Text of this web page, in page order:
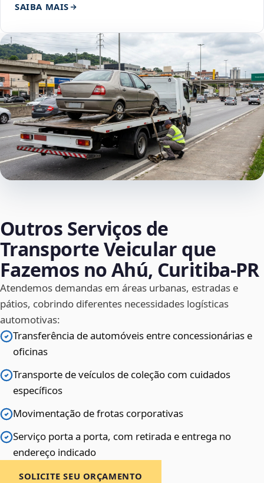
SAIBA MAIS
Outros Serviços de
Transporte Veicular que
Fazemos no Ahú, Curitiba‑PR
Atendemos demandas em áreas urbanas, estradas e
pátios, cobrindo diferentes necessidades logísticas
automotivas:
Transferência de automóveis entre concessionárias e
oficinas
Transporte de veículos de coleção com cuidados
específicos
Movimentação de frotas corporativas
Serviço porta a porta, com retirada e entrega no
endereço indicado
SOLICITE SEU ORÇAMENTO